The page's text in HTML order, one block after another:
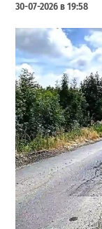
30-07-2026 в 19:58